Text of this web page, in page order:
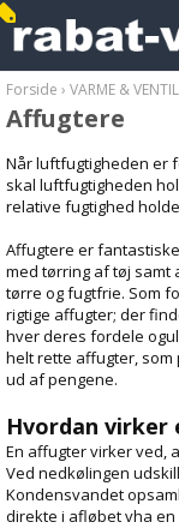
Forside › VARME &
Affugtere
Når luftfugtigheden er
skal luftfugtigheden
relative fugtighed
Affugtere er
med tørring af tøj samt
tørre og fugtfrie. Som
rigtige affugter; der
hver deres fordele
helt rette affugter, som
ud af pengene.
Hvordan virker
En affugter virker ved,
Ved nedkølingen
Kondensvandet
direkte i afløbet vha en